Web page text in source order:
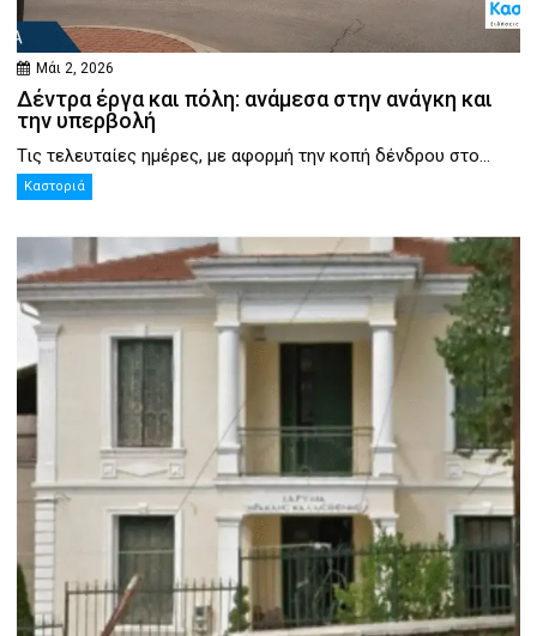
Μάι 2, 2026
Δέντρα έργα και πόλη: ανάμεσα στην ανάγκη και
την υπερβολή
Τις τελευταίες ημέρες, με αφορμή την κοπή δένδρου στο...
Καστοριά